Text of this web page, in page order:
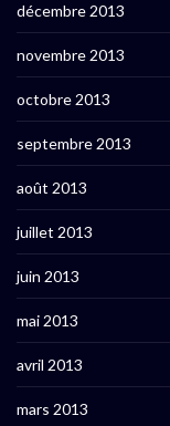
décembre 2013
novembre 2013
octobre 2013
septembre 2013
août 2013
juillet 2013
juin 2013
mai 2013
avril 2013
mars 2013